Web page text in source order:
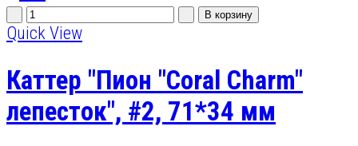
Quick View
Каттер "Пион "Coral Charm"
лепесток", #2, 71*34 мм